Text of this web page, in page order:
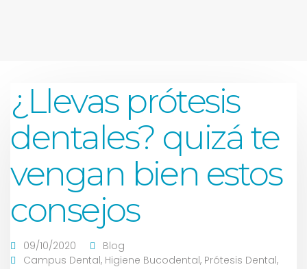
¿Llevas prótesis
dentales? quizá te
vengan bien estos
consejos
09/10/2020
Blog
Campus Dental, Higiene Bucodental, Prótesis Dental,